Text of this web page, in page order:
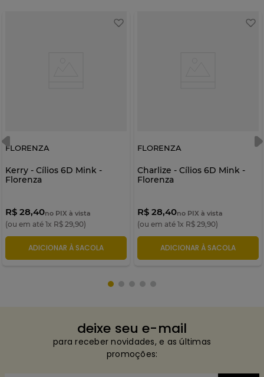
FLORENZA
Kerry - Cílios 6D Mink -
Florenza
R$ 28,40no PIX à vista
(ou em até 1x R$ 29,90)
ADICIONAR À SACOLA
FLORENZA
Charlize - Cílios 6D Mink -
Florenza
R$ 28,40no PIX à vista
(ou em até 1x R$ 29,90)
ADICIONAR À SACOLA
deixe seu e-mail
para receber novidades, e as últimas
promoções: